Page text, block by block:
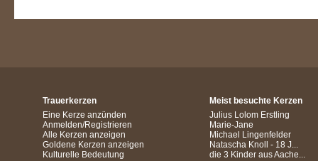
Trauerkerzen
Eine Kerze anzünden
Anmelden/Registrieren
Alle Kerzen anzeigen
Goldene Kerzen anzeigen
Kulturelle Bedeutung
Meist besuchte Kerzen
Julius Lolom Erstling
Marie-Jane
Michael Lingenfelder
Natascha Knoll - 18 J...
die 3 Kinder aus Aache...